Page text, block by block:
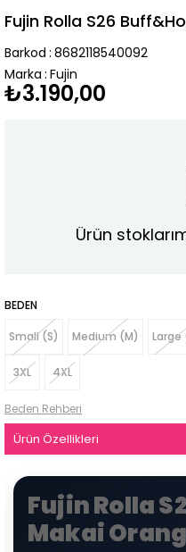
Fujin Rolla S26
Barkod : 8682118540092
Marka : Fujin
₺3.190,00
Ürün
BEDEN
Small (S) Medium (M) Large
3XL 4XL
Beden Rehberi
Ürün Özellikleri
Fujin Rolla
Makai